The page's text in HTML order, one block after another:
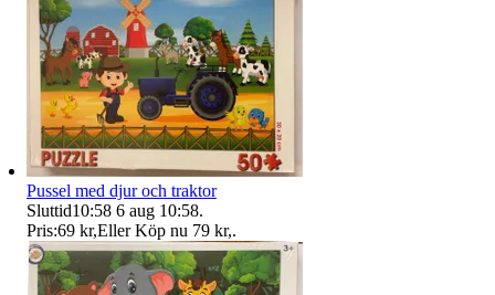
Pussel med djur och traktor
Sluttid10:58 6 aug 10:58.
Pris:69 kr,Eller Köp nu 79 kr,.